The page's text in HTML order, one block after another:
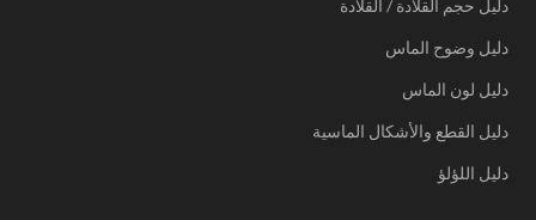
دليل حجم القلادة / القلادة
دليل وضوح الماس
دليل لون الماس
دليل القطع والأشكال الماسية
دليل اللؤلؤ